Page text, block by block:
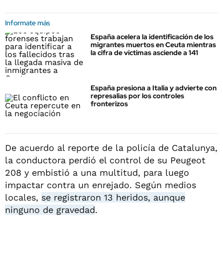
Informate más
España acelera la identificación de los
migrantes muertos en Ceuta mientras
la cifra de víctimas asciende a 141
España presiona a Italia y advierte con
represalias por los controles
fronterizos
De acuerdo al reporte de la policía de Catalunya,
la conductora perdió el control de su Peugeot
208 y embistió a una multitud, para luego
impactar contra un enrejado. Según medios
locales, se registraron 13 heridos, aunque
ninguno de gravedad.